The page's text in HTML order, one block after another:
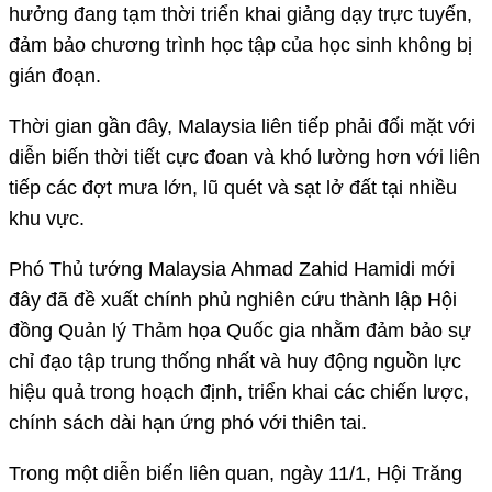
hưởng đang tạm thời triển khai giảng dạy trực tuyến,
đảm bảo chương trình học tập của học sinh không bị
gián đoạn.
Thời gian gần đây, Malaysia liên tiếp phải đối mặt với
diễn biến thời tiết cực đoan và khó lường hơn với liên
tiếp các đợt mưa lớn, lũ quét và sạt lở đất tại nhiều
khu vực.
Phó Thủ tướng Malaysia Ahmad Zahid Hamidi mới
đây đã đề xuất chính phủ nghiên cứu thành lập Hội
đồng Quản lý Thảm họa Quốc gia nhằm đảm bảo sự
chỉ đạo tập trung thống nhất và huy động nguồn lực
hiệu quả trong hoạch định, triển khai các chiến lược,
chính sách dài hạn ứng phó với thiên tai.
Trong một diễn biến liên quan, ngày 11/1, Hội Trăng